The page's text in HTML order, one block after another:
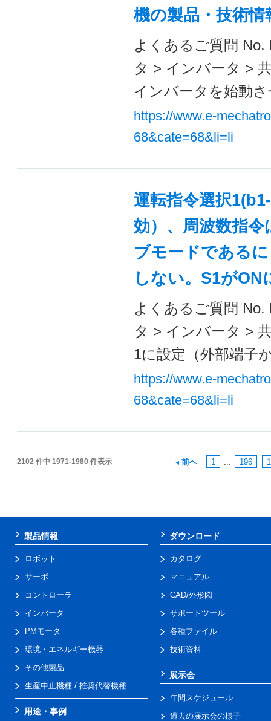
機の製品・技術情
よくあるご質問
タ > インバータ >
インバータを始動
https://www.e-
68&cate=68&li=li
運転指令選択
効）、周波数指
ブモードである
しない。S1がON
よくあるご質問
タ > インバータ >
1に設定（外部端子
https://www.e-
68&cate=68&li=li
2102 件中 1971-1980 件表示 前へ 1 ... 196
製品情報
ロボット
サーボ
コントローラ
インバータ
PMモータ
環境・エネルギー機器
その他製品
生産中止機種 / 推奨代替機種
用途・事例
ダウンロード
カタログ
マニュアル
CAD/外形図
サポートツール
各種ファイル
技術資料
展示会
年間スケジュール
過去の展示会の様子